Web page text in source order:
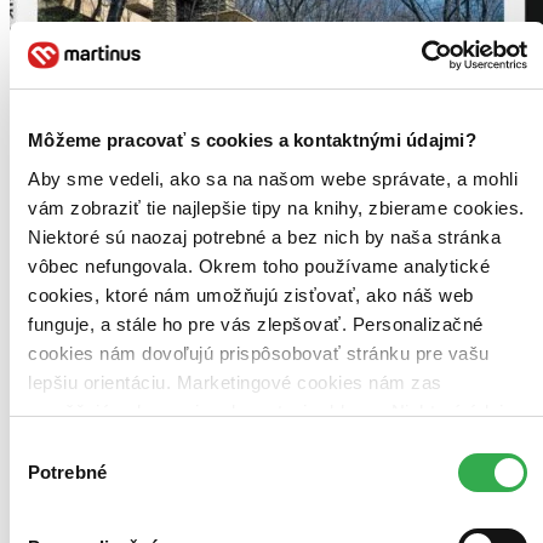
Môžeme pracovať s cookies a kontaktnými údajmi?
Aby sme vedeli, ako sa na našom webe správate, a mohli
vám zobraziť tie najlepšie tipy na knihy, zbierame cookies.
Niektoré sú naozaj potrebné a bez nich by naša stránka
vôbec nefungovala. Okrem toho používame analytické
cookies, ktoré nám umožňujú zisťovať, ako náš web
funguje, a stále ho pre vás zlepšovať. Personalizačné
cookies nám dovoľujú prispôsobovať stránku pre vašu
lepšiu orientáciu. Marketingové cookies nám zas
umožňujú zobrazenie relevantnej reklamy. Niektoré údaje
keby sme mohli používať všetky tieto cookies. Ďakujeme!
súhlasu
Potrebné
Wright